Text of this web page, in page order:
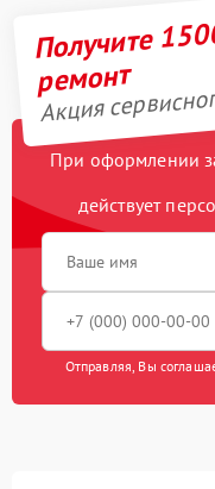
Получите
ремонт
Акция
При оформлении
действует
Отправляя, Вы